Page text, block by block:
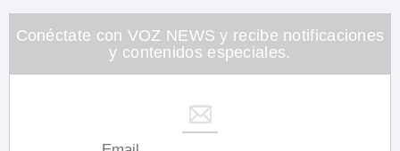
Conéctate con VOZ NEWS y recibe notificaciones
y contenidos especiales.